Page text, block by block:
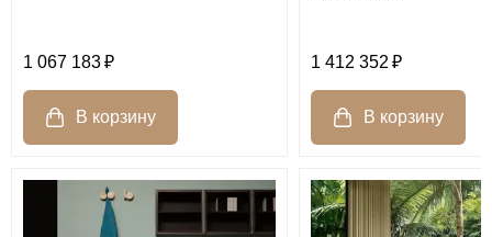
1 067 183 1 412 352